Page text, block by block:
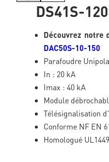
DS41S-120
Découvrez notre
DAC50S-10-150
Parafoudre
In : 20 kA
Imax : 40 kA
Module
Télésignalisation
Conforme NF EN
Homologué